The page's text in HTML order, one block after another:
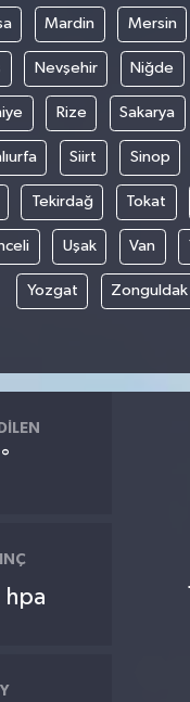
Mardin Mersin
Nevşehir Niğde
Rize Sakarya
Siirt Sinop
Tekirdağ Tokat
Uşak Van
Yozgat Zonguldak
°
hpa